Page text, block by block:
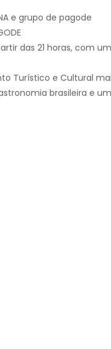
e grupo de pagode
das 21 horas, com
Turístico e Cultural
brasileira e